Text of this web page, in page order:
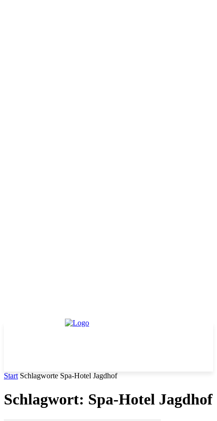
Start Schlagworte Spa-Hotel Jagdhof
Schlagwort: Spa-Hotel Jagdhof